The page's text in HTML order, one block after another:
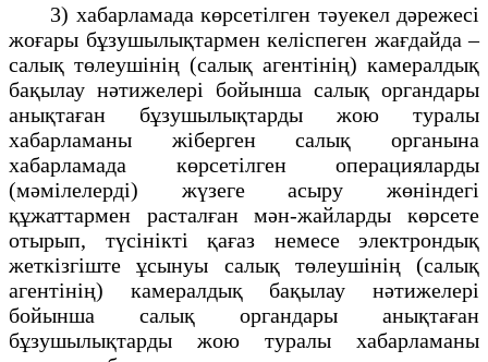
3) хабарламада көрсетілген тәуекел дәрежесі
жоғары бұзушылықтармен келіспеген жағдайда –
салық төлеушінің (салық агентінің) камералдық
бақылау нәтижелері бойынша салық органдары
анықтаған бұзушылықтарды жою туралы
хабарламаны жіберген салық органына
хабарламада көрсетілген операцияларды
(мәмілелерді) жүзеге асыру жөніндегі
құжаттармен расталған мән-жайларды көрсете
отырып, түсінікті қағаз немесе электрондық
жеткізгіште ұсынуы салық төлеушінің (салық
агентінің) камералдық бақылау нәтижелері
бойынша салық органдары анықтаған
бұзушылықтарды жою туралы хабарламаны